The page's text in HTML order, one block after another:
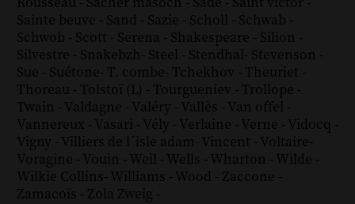
Sainte beuve - Sand - Sazie - Scholl - Schwab -
Schwob - Scott - Serena - Shakespeare - Silion -
Silvestre - Snakebzh- Steel - Stendhal- Stevenson -
Sue - Suétone- T. combe- Tchekhov - Theuriet -
Thoreau - Tolstoï (L) - Tourgueniev - Trollope -
Twain - Valdagne - Valéry - Vallès - Van offel -
Vannereux - Vasari - Vély - Verlaine - Verne - Vidocq -
Vigny - Villiers de l´isle adam- Vincent - Voltaire-
Voragine - Vouin - Weil - Wells - Wharton - Wilde -
Wilkie Collins- Williams - Wood - Zaccone -
Zamacoïs - Zola Zweig -